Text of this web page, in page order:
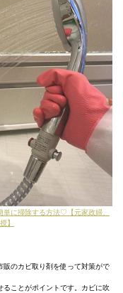
に掃除する方法♡【元家政婦、
】
販のカビ取り剤を使って対策がで
ことがポイントです。カビに吹